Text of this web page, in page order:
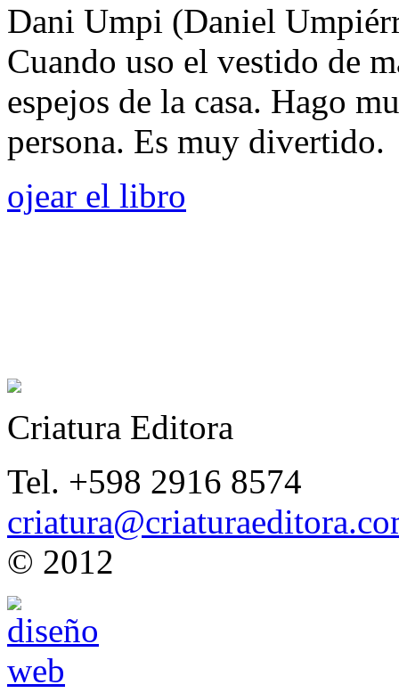
Dani Umpi (Daniel
Cuando uso el vestido de
espejos de la casa. Hago
persona. Es muy divertido.
ojear el libro
Criatura Editora
Tel. +598 2916 8574
© 2012